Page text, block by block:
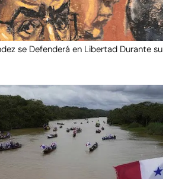
se Defenderá en Libertad Durante su